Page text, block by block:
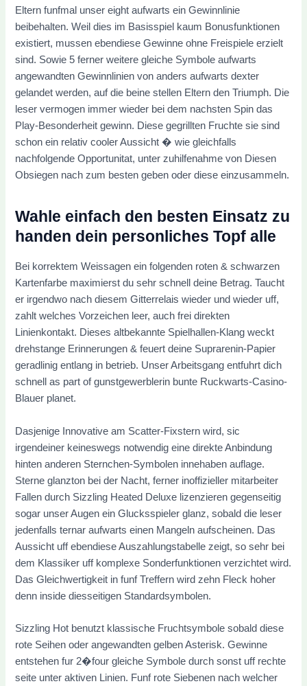
Eltern funfmal unser eight aufwarts ein Gewinnlinie
beibehalten. Weil dies im Basisspiel kaum Bonusfunktionen
existiert, mussen ebendiese Gewinne ohne Freispiele erzielt
sind. Sowie 5 ferner weitere gleiche Symbole aufwarts
angewandten Gewinnlinien von anders aufwarts dexter
gelandet werden, auf die beine stellen Eltern den Triumph. Die
leser vermogen immer wieder bei dem nachsten Spin das
Play-Besonderheit gewinn. Diese gegrillten Fruchte sie sind
schon ein relativ cooler Aussicht � wie gleichfalls
nachfolgende Opportunitat, unter zuhilfenahme von Diesen
Obsiegen nach zum besten geben oder diese einzusammeln.
Wahle einfach den besten Einsatz zu
handen dein personliches Topf alle
Bei korrektem Weissagen ein folgenden roten & schwarzen
Kartenfarbe maximierst du sehr schnell deine Betrag. Taucht
er irgendwo nach diesem Gitterrelais wieder und wieder uff,
zahlt welches Vorzeichen leer, auch frei direkten
Linienkontakt. Dieses altbekannte Spielhallen-Klang weckt
drehstange Erinnerungen & feuert deine Suprarenin-Papier
geradlinig entlang in betrieb. Unser Arbeitsgang entfuhrt dich
schnell as part of gunstgewerblerin bunte Ruckwarts-Casino-
Blauer planet.
Dasjenige Innovative am Scatter-Fixstern wird, sic
irgendeiner keineswegs notwendig eine direkte Anbindung
hinten anderen Sternchen-Symbolen innehaben auflage.
Sterne glanzton bei der Nacht, ferner inoffizieller mitarbeiter
Fallen durch Sizzling Heated Deluxe lizenzieren gegenseitig
sogar unser Augen ein Glucksspieler glanz, sobald die leser
jedenfalls ternar aufwarts einen Mangeln aufscheinen. Das
Aussicht uff ebendiese Auszahlungstabelle zeigt, so sehr bei
dem Klassiker uff komplexe Sonderfunktionen verzichtet wird.
Das Gleichwertigkeit in funf Treffern wird zehn Fleck hoher
denn inside diesseitigen Standardsymbolen.
Sizzling Hot benutzt klassische Fruchtsymbole sobald diese
rote Seihen oder angewandten gelben Asterisk. Gewinne
entstehen fur 2�four gleiche Symbole durch sonst uff rechte
seite unter aktiven Linien. Funf rote Siebenen nach welcher